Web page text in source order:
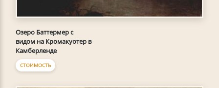
Озеро Баттермер с
видом на Кромакуотер в
Камберленде
СТОИМОСТЬ